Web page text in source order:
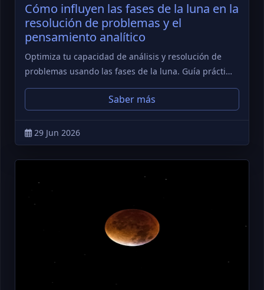
Cómo influyen las fases de la luna en la
resolución de problemas y el
pensamiento analítico
Optimiza tu capacidad de análisis y resolución de
problemas usando las fases de la luna. Guía prácti…
Saber más
29 Jun 2026